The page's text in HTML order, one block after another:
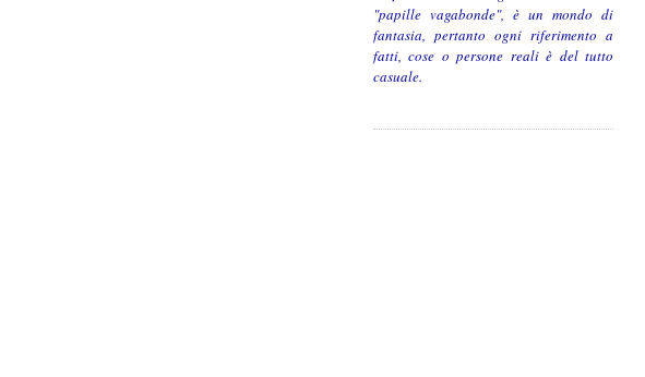
"papille vagabonde", è un mondo di
fantasia, pertanto ogni riferimento a
fatti, cose o persone reali è del tutto
casuale.